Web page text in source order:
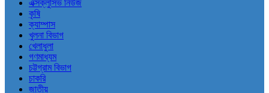
এক্সক্লুসিভ নিউজ
কৃষি
ক্যাম্পাস
খুলনা বিভাগ
খেলাধুলা
গণমাধ্যম
চট্টগ্রাম বিভাগ
চাকরি
জাতীয়